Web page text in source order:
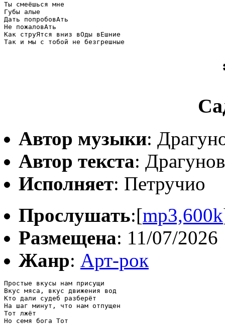
Ты смеёшься мне
Губы алые
Дать попробовАть
Не пожаловАть
Как струЯтся вниз вОды вЕшние
Автор музыки:
Автор текста:
Исполняет: Петручио
Прослушать:[mp3,600k
Размещена: 11/07/2026
Жанр: Арт-рок
Простые вкусы нам присущи
Вкус мяса, вкус движения вод
Кто дали судеб разберёт
На шаг минут, что нам отпущен
Тот лжёт
Но семя бога Тот